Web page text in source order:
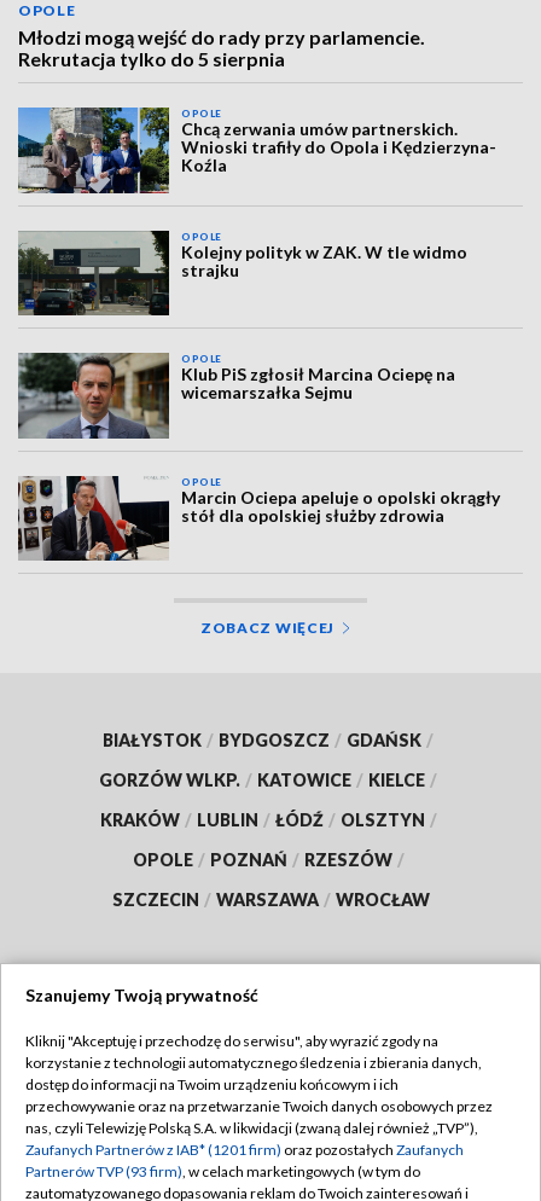
OPOLE
Młodzi mogą wejść do rady przy parlamencie.
Rekrutacja tylko do 5 sierpnia
OPOLE
Chcą zerwania umów partnerskich.
Wnioski trafiły do Opola i Kędzierzyna-
Koźla
OPOLE
Kolejny polityk w ZAK. W tle widmo
strajku
OPOLE
Klub PiS zgłosił Marcina Ociepę na
wicemarszałka Sejmu
OPOLE
Marcin Ociepa apeluje o opolski okrągły
stół dla opolskiej służby zdrowia
ZOBACZ WIĘCEJ
BIAŁYSTOK / BYDGOSZCZ / GDAŃSK /
GORZÓW WLKP. / KATOWICE / KIELCE /
KRAKÓW / LUBLIN / ŁÓDŹ / OLSZTYN /
OPOLE / POZNAŃ / RZESZÓW /
SZCZECIN / WARSZAWA / WROCŁAW
TVP
Abonament TVP
Emisja w TVP
Centrum informacji TVP
Regulamin TVP
Polityka prywatności
Moje zgody
Szanujemy Twoją prywatność
Kliknij "Akceptuję i przechodzę do serwisu", aby wyrazić zgody na
korzystanie z technologii automatycznego śledzenia i zbierania danych,
dostęp do informacji na Twoim urządzeniu końcowym i ich
przechowywanie oraz na przetwarzanie Twoich danych osobowych przez
nas, czyli Telewizję Polską S.A. w likwidacji (zwaną dalej również „TVP”),
Zaufanych Partnerów z IAB* (1201 firm) oraz pozostałych Zaufanych
Partnerów TVP (93 firm), w celach marketingowych (w tym do
zautomatyzowanego dopasowania reklam do Twoich zainteresowań i